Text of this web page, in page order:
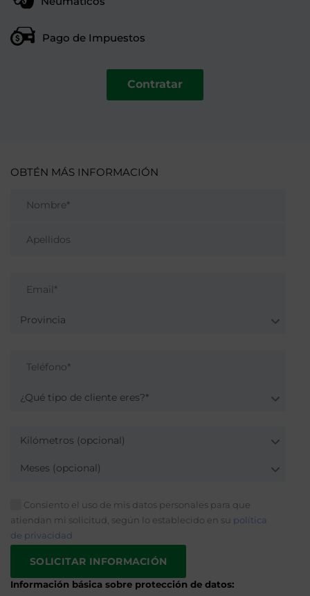
Pago de Impuestos
Contratar
OBTÉN MÁS INFORMACIÓN
Provincia
¿Qué tipo de cliente eres?*
Kilómetros (opcional)
Meses (opcional)
Consiento el uso de mis datos personales para que
atiendan mi solicitud, según lo establecido en su política
de privacidad
Información básica sobre protección de datos: